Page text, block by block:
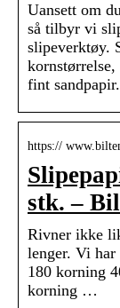
Uansett om
så tilbyr vi
slipeverktøy.
fint sandpapir.
https://
stk. –
Rivner ikke
lenger. Vi
180 korning
korning …